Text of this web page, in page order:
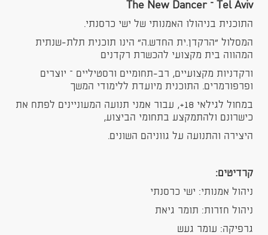
The New Dancer – Tel Aviv
התוכנית בניהולו האמנותי של ישי כרסנתי.
המסלול "הרקדן.ית החדש.ה" הינו תוכנית תלת-שנתית
המהווה בית מקצועי להכשרת רקדנים
ורקדניות מקצועיים, רב-תחומיים ורסטיליים – יוצרים
ופרפורמרים. התוכנית מיועדת ללימודי המשך
במחול לגילאי 18+, עבור אמני תנועה המעוניינים לפתח את
כישרונם ולהתמקצע בתחומי הביצוע,
היצירה והתנועה על גווניהם השונים.
קרדיטים:
ניהול אמנותי: ישי כרסנתי
ניהול חזרות: תומר גיאת
גרפיקה: עומר געש